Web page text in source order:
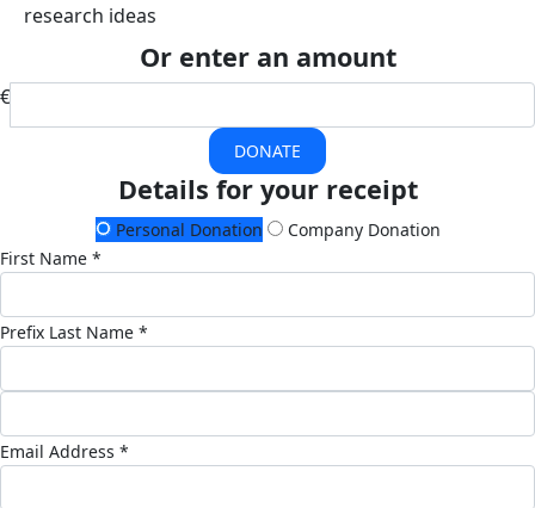
research ideas
Or enter an amount
€
DONATE
Details for your receipt
Personal Donation
Company Donation
First Name *
Prefix Last Name *
Email Address *